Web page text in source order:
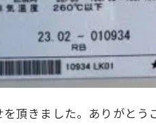
頂きました。ありがとう